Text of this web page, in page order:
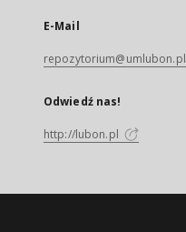
E-Mail
repozytorium@umlubon.pl
Odwiedź nas!
http://lubon.pl